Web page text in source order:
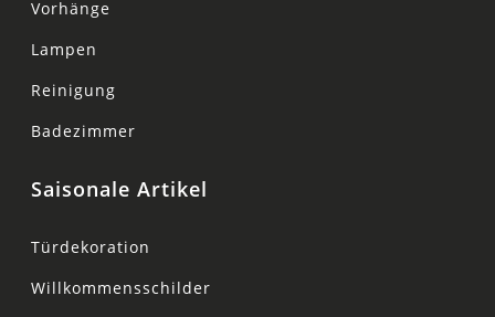
Vorhänge
Lampen
Reinigung
Badezimmer
Saisonale Artikel
Türdekoration
Willkommensschilder